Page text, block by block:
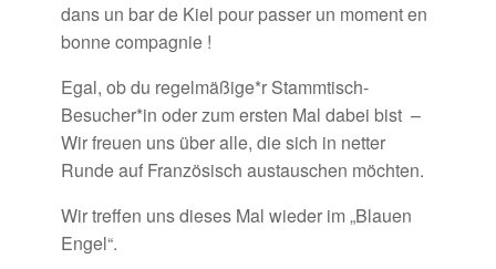
dans un bar de Kiel pour passer un moment en
bonne compagnie !
Egal, ob du regelmäßige*r Stammtisch-
Besucher*in oder zum ersten Mal dabei bist –
Wir freuen uns über alle, die sich in netter
Runde auf Französisch austauschen möchten.
Wir treffen uns dieses Mal wieder im „Blauen
Engel“.